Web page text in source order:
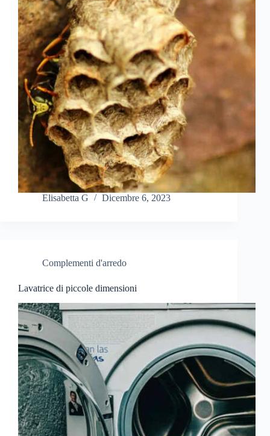
Elisabetta G Dicembre 6, 2023
Complementi d'arredo
Lavatrice di piccole dimensioni